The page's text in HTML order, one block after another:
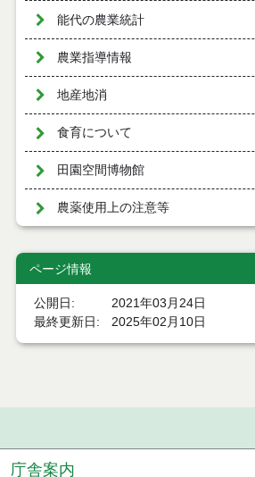
能代の農業統計
農業指導情報
地産地消
食育について
田園空間博物館
農薬使用上の注意等
ページ情報
公開日
2021年03月24日
最終更新日
2025年02月10日
庁舎案内